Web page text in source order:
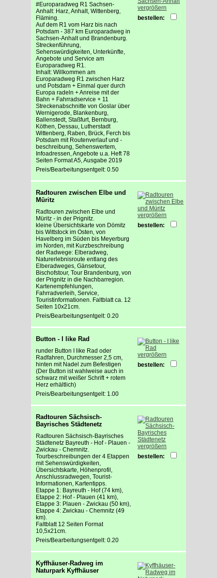
#Europaradweg R1 Sachsen-
Anhalt: Harz, Anhalt, Wittenberg,
Fläming.
Auf dem R1 vom Harz bis nach
Potsdam - 387 km Europaradweg in
Sachsen-Anhalt und Brandenburg.
Streckenführung,
Sehenswürdigkeiten, Unterkünfte,
Angebote und Service am
Europaradweg R1.
Inhalt: Willkommen am
Europaradweg R1 zwischen Harz
und Potsdam + Einmal quer durch
Europa radeln + Anreise mit der
Bahn + Fahrradservice + 11
Streckenabschnitte von Goslar über
Wernigerode, Blankenburg,
Ballenstedt, Staßfurt, Bernburg,
Köthen, Dessau, Lutherstadt
Wittenberg, Raben, Brück, Ferch bis
Potsdam mit Routenverlauf und -
beschreibung, Sehenswertem,
Infoadressen, Angebote u.a. Heft 78
Seiten Format A5, Ausgabe 2019
Preis/Bearbeitungsentgelt: 0.50
vergrößern
bestellen:
Radtouren zwischen Elbe und
Müritz
Radtouren zwischen Elbe und
Müritz - in der Prignitz.
kleine Übersichtskarte von Dömitz
bis Wittstock im Osten, von
Havelberg im Süden bis Meyerburg
im Norden, mit Kurzbeschreibung
der Radwege: Elberadweg,
Naturerlebnisroute entlang des
Elberadweges, Gänsetour,
Bischofstour, Tour Brandenburg, von
der Prignitz in die Nachbarregion.
Kartenempfehlungen,
Fahrradverleih, Service,
Touristinformationen. Faltblatt ca. 12
Seiten 10x21cm.
Preis/Bearbeitungsentgelt: 0.20
vergrößern
bestellen:
Button - I like Rad
runder Button I like Rad oder
Radfahren, Durchmesser 2,5 cm,
hinten mit Nadel zum Befestigen
(Der Button ist wahlweise auch in
schwarz mit weißer Schrift + rotem
Herz erhältlich)
Preis/Bearbeitungsentgelt: 1.00
vergrößern
bestellen:
Radtouren Sächsisch-
Bayrisches Städtenetz
Radtouren Sächsisch-Bayrisches
Städtenetz Bayreuth - Hof - Plauen -
Zwickau - Chemnitz.
Tourbeschreibungen der 4 Etappen
mit Sehenswürdigkeiten,
Übersichtskarte, Höhenprofil,
Anschlussradwegen, Tourist-
Informationen, Kartentipps.
Etappe 1: Bayreuth - Hof (74 km),
Etappe 2: Hof - Plauen (41 km),
Etappe 3: Plauen - Zwickau (50 km),
Etappe 4: Zwickau - Chemnitz (49
km).
Faltblatt 12 Seiten Format
10,5x21cm.
Preis/Bearbeitungsentgelt: 0.20
vergrößern
bestellen:
Kyffhäuser-Radweg im
Naturpark Kyffhäuser